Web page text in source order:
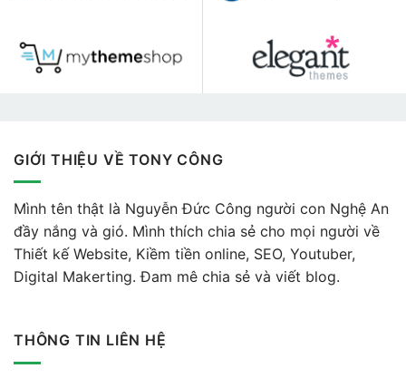
GIỚI THIỆU VỀ TONY CÔNG
Mình tên thật là Nguyễn Đức Công người con Nghệ An
đầy nắng và gió. Mình thích chia sẻ cho mọi người về
Thiết kế Website, Kiềm tiền online, SEO, Youtuber,
Digital Makerting. Đam mê chia sẻ và viết blog.
THÔNG TIN LIÊN HỆ